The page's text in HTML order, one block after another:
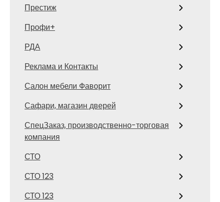
Престиж
Профи+
РДА
Реклама и Контакты
Салон мебели Фаворит
Сафари, магазин дверей
СпецЗаказ, производственно-торговая
компания
СТО
СТО 123
СТО 123